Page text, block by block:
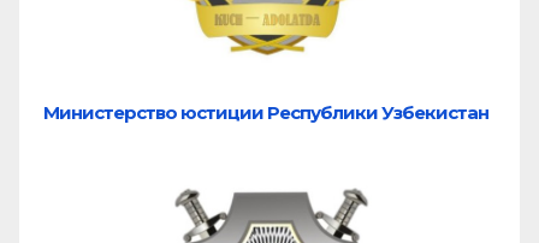
Министерство юстиции Республики Узбекистан